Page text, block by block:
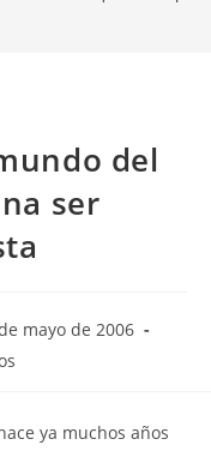
del
ser
mayo de 2006
ya muchos años